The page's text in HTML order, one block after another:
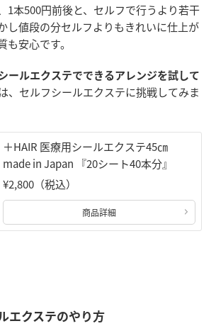
1本500円前後と、セルフで行うより若干
し値段の分セルフよりもきれいに仕上が
も安心です。
ールエクステでできるアレンジを試して
、セルフシールエクステに挑戦してみま
＋HAIR 医療用シールエクステ45㎝
made in Japan 『20シート40本分』
¥2,800（税込）
商品詳細
エクステのやり方